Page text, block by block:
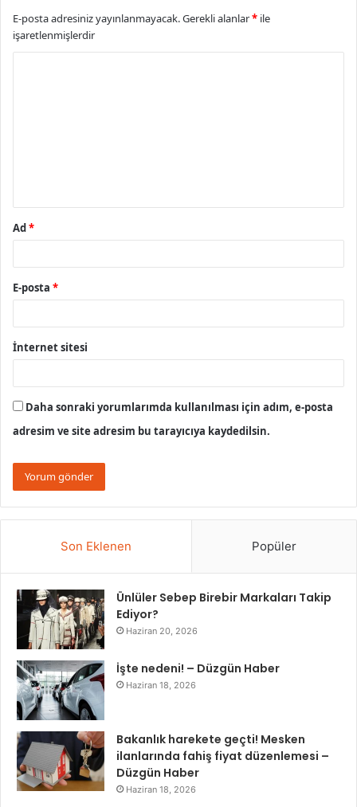
E-posta adresiniz yayınlanmayacak.Gerekli alanlar* ile
işaretlenmişlerdir
Ad*
E-posta *
İnternet sitesi
Daha sonraki yorumlarımda kullanılması için adım, e-posta
adresim ve site adresim bu tarayıcıya kaydedilsin.
Son Eklenen Popüler
Ünlüler Sebep Birebir Markaları Takip
Ediyor?
Haziran 20, 2026
İşte nedeni! – Düzgün Haber
Haziran 18, 2026
Bakanlık harekete geçti! Mesken
ilanlarında fahiş fiyat düzenlemesi –
Düzgün Haber
Haziran 18, 2026